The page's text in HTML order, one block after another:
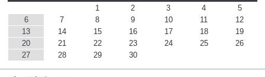
1
2 3 4
5
6
7 8 9 10 11
12
13
14 15 16 17 18
19
20
21 22 23 24 25
26
27
28 29 30